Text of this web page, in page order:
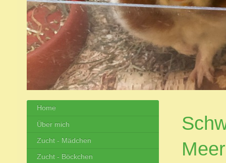
Home
Über mich
Zucht - Mädchen
Zucht - Böckchen